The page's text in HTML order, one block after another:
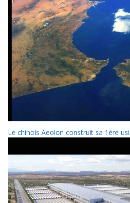
Le chinois Aeolon construit sa 1ère